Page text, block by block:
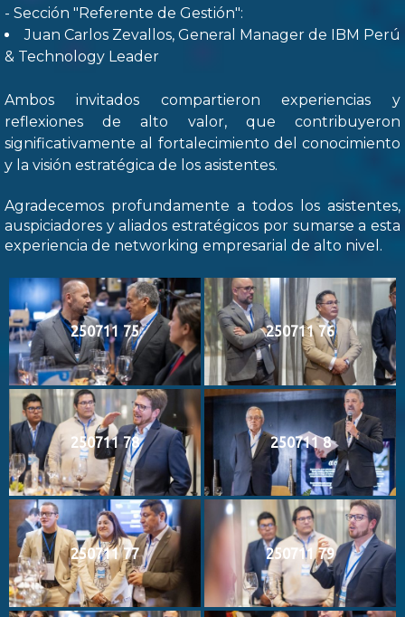
- Sección "Referente de Gestión":
Juan Carlos Zevallos, General Manager de IBM Perú
& Technology Leader
Ambos invitados compartieron experiencias y
reflexiones de alto valor, que contribuyeron
significativamente al fortalecimiento del conocimiento
y la visión estratégica de los asistentes.
Agradecemos profundamente a todos los asistentes,
auspiciadores y aliados estratégicos por sumarse a esta
experiencia de networking empresarial de alto nivel.
250711 75 250711 76
250711 78 250711 8
250711 77 250711 79